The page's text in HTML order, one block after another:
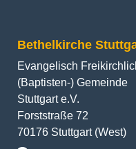
Bethelkirche
Evangelisch
(Baptisten-) Gemeinde
Stuttgart e.V.
Forststraße 72
70176 Stuttgart (West)